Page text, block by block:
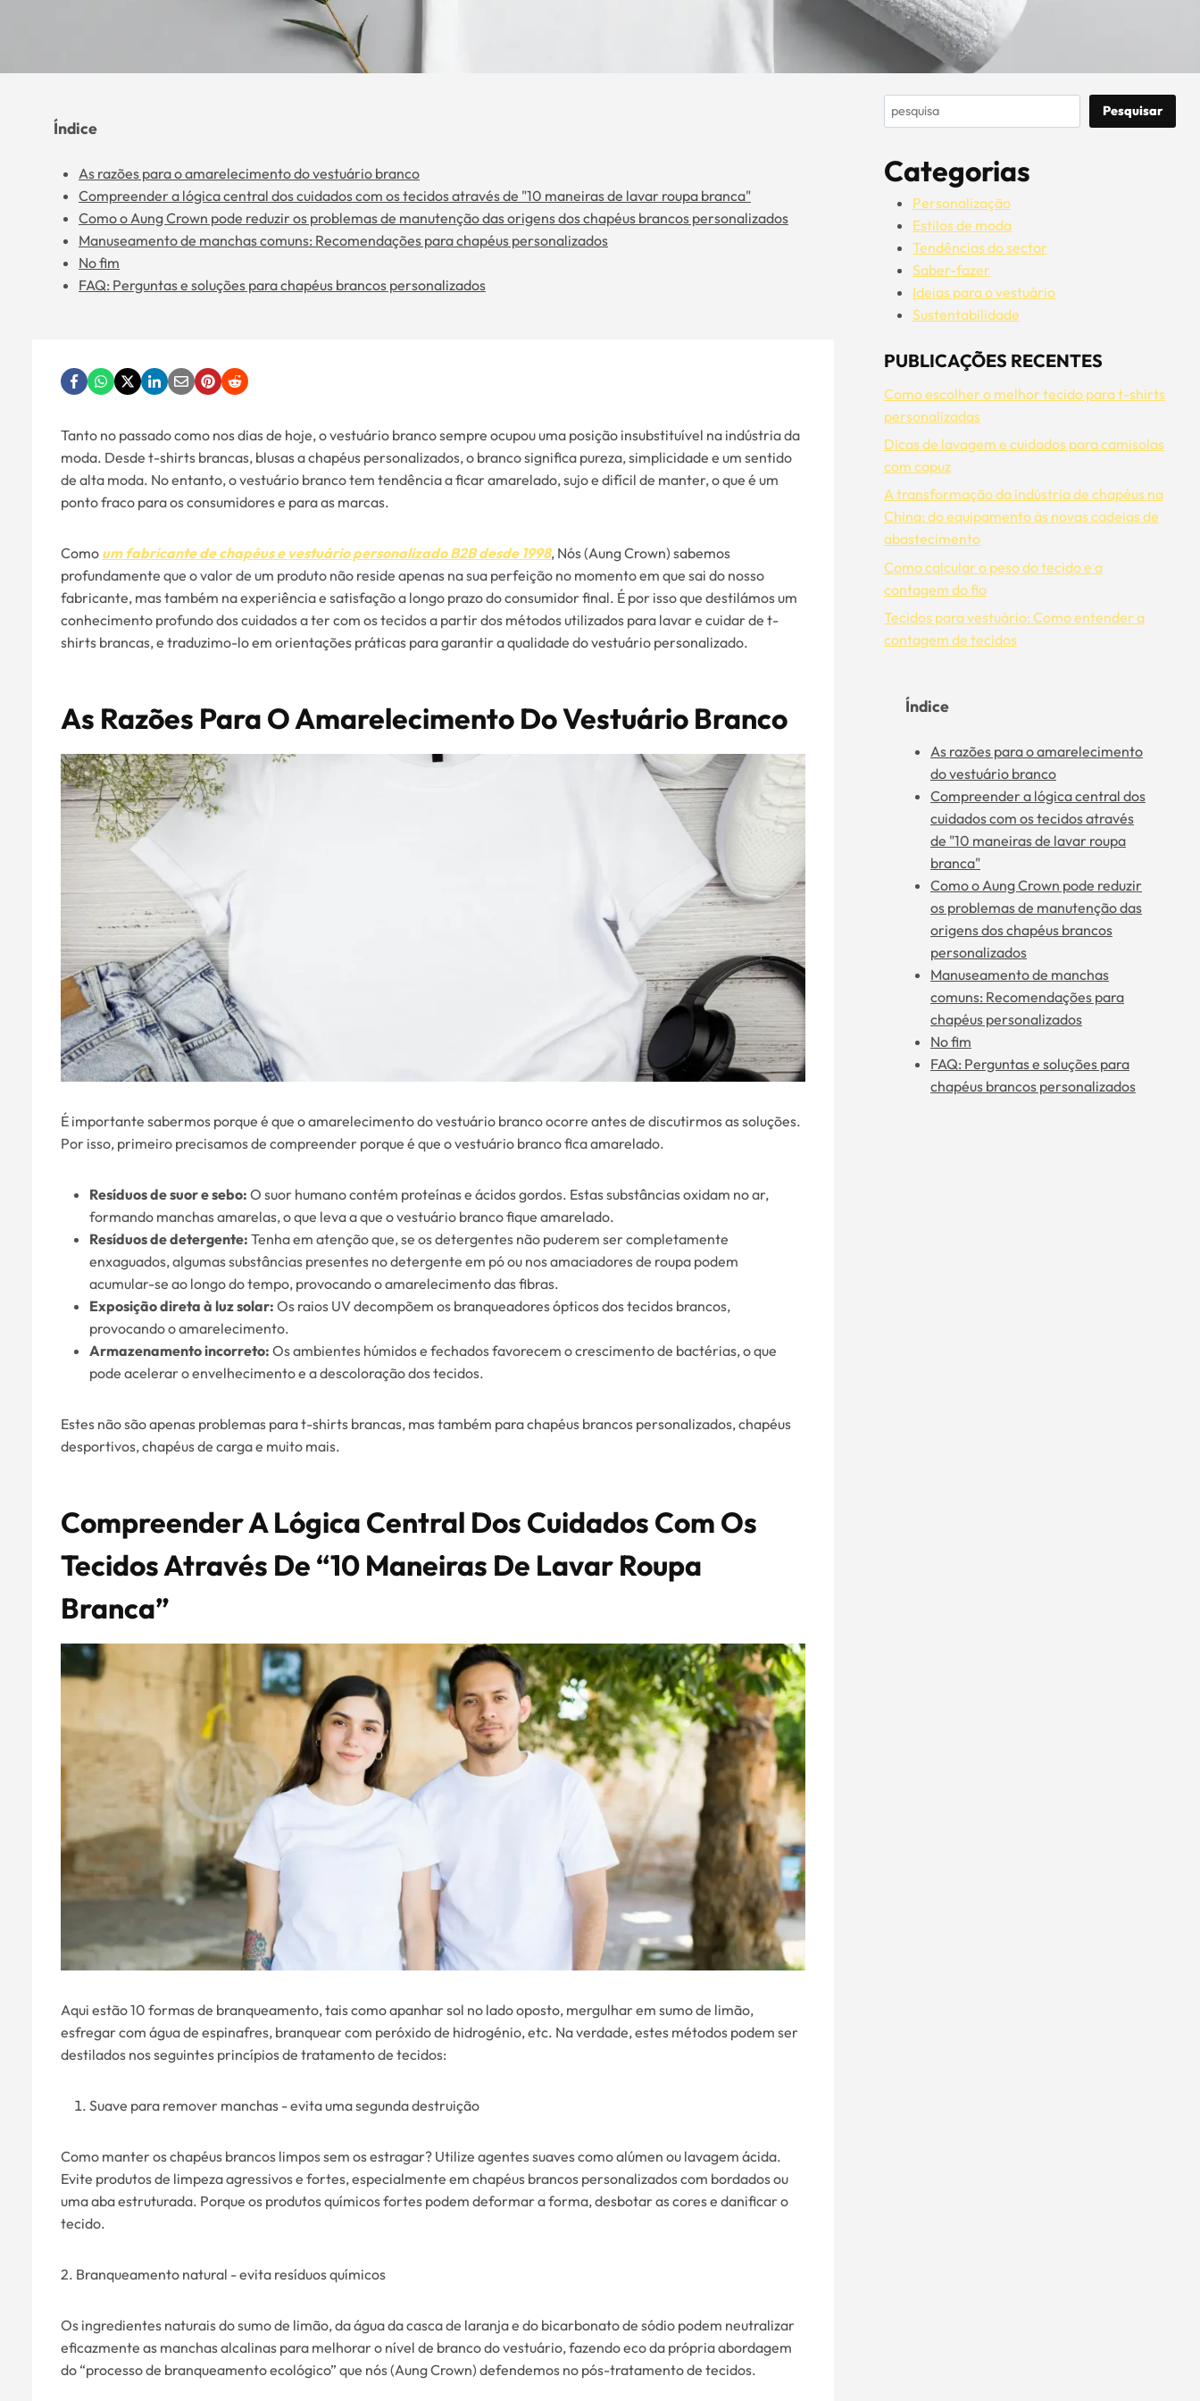
Índice
As razões para o amarelecimento do vestuário branco
Compreender a lógica central dos cuidados com os tecidos através de "10 maneiras de lavar roupa branca"
Como o Aung Crown pode reduzir os problemas de manutenção das origens dos chapéus brancos personalizados
Manuseamento de manchas comuns: Recomendações para chapéus personalizados
No fim
FAQ: Perguntas e soluções para chapéus brancos personalizados
Tanto no passado como nos dias de hoje, o vestuário branco sempre ocupou uma posição insubstituível na indústria da
moda. Desde t-shirts brancas, blusas a chapéus personalizados, o branco significa pureza, simplicidade e um sentido
de alta moda. No entanto, o vestuário branco tem tendência a ficar amarelado, sujo e difícil de manter, o que é um
ponto fraco para os consumidores e para as marcas.
Como um fabricante de chapéus e vestuário personalizado B2B desde 1998, Nós (Aung Crown) sabemos
profundamente que o valor de um produto não reside apenas na sua perfeição no momento em que sai do nosso
fabricante, mas também na experiência e satisfação a longo prazo do consumidor final. É por isso que destilámos um
conhecimento profundo dos cuidados a ter com os tecidos a partir dos métodos utilizados para lavar e cuidar de t-
shirts brancas, e traduzimo-lo em orientações práticas para garantir a qualidade do vestuário personalizado.
As Razões Para O Amarelecimento Do Vestuário Branco
É importante sabermos porque é que o amarelecimento do vestuário branco ocorre antes de discutirmos as soluções.
Por isso, primeiro precisamos de compreender porque é que o vestuário branco fica amarelado.
Resíduos de suor e sebo: O suor humano contém proteínas e ácidos gordos. Estas substâncias oxidam no ar,
formando manchas amarelas, o que leva a que o vestuário branco fique amarelado.
Resíduos de detergente: Tenha em atenção que, se os detergentes não puderem ser completamente
enxaguados, algumas substâncias presentes no detergente em pó ou nos amaciadores de roupa podem
acumular-se ao longo do tempo, provocando o amarelecimento das fibras.
Exposição direta à luz solar: Os raios UV decompõem os branqueadores ópticos dos tecidos brancos,
provocando o amarelecimento.
Armazenamento incorreto: Os ambientes húmidos e fechados favorecem o crescimento de bactérias, o que
pode acelerar o envelhecimento e a descoloração dos tecidos.
Estes não são apenas problemas para t-shirts brancas, mas também para chapéus brancos personalizados, chapéus
desportivos, chapéus de carga e muito mais.
Compreender A Lógica Central Dos Cuidados Com Os
Tecidos Através De “10 Maneiras De Lavar Roupa
Branca”
Aqui estão 10 formas de branqueamento, tais como apanhar sol no lado oposto, mergulhar em sumo de limão,
esfregar com água de espinafres, branquear com peróxido de hidrogénio, etc. Na verdade, estes métodos podem ser
destilados nos seguintes princípios de tratamento de tecidos:
Suave para remover manchas - evita uma segunda destruição
Como manter os chapéus brancos limpos sem os estragar? Utilize agentes suaves como alúmen ou lavagem ácida.
Evite produtos de limpeza agressivos e fortes, especialmente em chapéus brancos personalizados com bordados ou
uma aba estruturada. Porque os produtos químicos fortes podem deformar a forma, desbotar as cores e danificar o
tecido.
2. Branqueamento natural - evita resíduos químicos
Os ingredientes naturais do sumo de limão, da água da casca de laranja e do bicarbonato de sódio podem neutralizar
eficazmente as manchas alcalinas para melhorar o nível de branco do vestuário, fazendo eco da própria abordagem
do “processo de branqueamento ecológico” que nós (Aung Crown) defendemos no pós-tratamento de tecidos.
Pesquisar Pesquisar
Categorias
Personalização
Estilos de moda
Tendências do sector
Saber-fazer
Ideias para o vestuário
Sustentabilidade
PUBLICAÇÕES RECENTES
Como escolher o melhor tecido para t-shirts
personalizadas
Dicas de lavagem e cuidados para camisolas
com capuz
A transformação da indústria de chapéus na
China: do equipamento às novas cadeias de
abastecimento
Como calcular o peso do tecido e a
contagem do fio
Tecidos para vestuário: Como entender a
contagem de tecidos
Índice
As razões para o amarelecimento
do vestuário branco
Compreender a lógica central dos
cuidados com os tecidos através
de "10 maneiras de lavar roupa
branca"
Como o Aung Crown pode reduzir
os problemas de manutenção das
origens dos chapéus brancos
personalizados
Manuseamento de manchas
comuns: Recomendações para
chapéus personalizados
No fim
FAQ: Perguntas e soluções para
chapéus brancos personalizados